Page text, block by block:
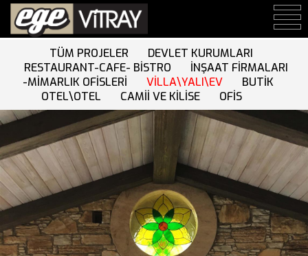
TÜM PROJELER
DEVLET KURUMLARI
RESTAURANT-CAFE- BİSTRO
İNŞAAT FİRMALARI
-MİMARLIK OFİSLERİ
VİLLA\YALI\EV
BUTİK
OTEL\OTEL
CAMİİ VE KİLİSE OFİS